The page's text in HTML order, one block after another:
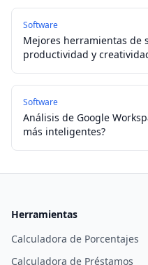
Software
Mejores herramientas de
productividad y
Software
Análisis de Google
más inteligentes?
Herramientas
Calculadora de Porcentajes
Calculadora de Préstamos